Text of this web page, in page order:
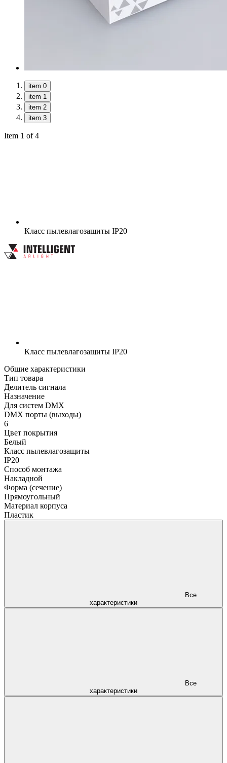
item 0
item 1
item 2
item 3
Item 1 of 4
Класс пылевлагозащиты IP20
Класс пылевлагозащиты IP20
Общие характеристики
Тип товара
Делитель сигнала
Назначение
Для систем DMX
DMX порты (выходы)
6
Цвет покрытия
Белый
Класс пылевлагозащиты
IP20
Способ монтажа
Накладной
Форма (сечение)
Прямоугольный
Материал корпуса
Пластик
характеристики
характеристики